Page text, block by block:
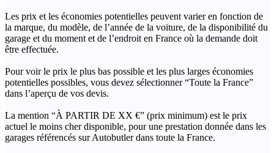
Les prix et les économies potentielles peuvent varier en fonction de
la marque, du modèle, de l’année de la voiture, de la disponibilité du
garage et du moment et de l’endroit en France où la demande doit
être effectuée.
Pour voir le prix le plus bas possible et les plus larges économies
potentielles possibles, vous devez sélectionner “Toute la France”
dans l’aperçu de vos devis.
La mention “À PARTIR DE XX €” (prix minimum) est le prix
actuel le moins cher disponible, pour une prestation donnée dans les
garages référencés sur Autobutler dans toute la France.